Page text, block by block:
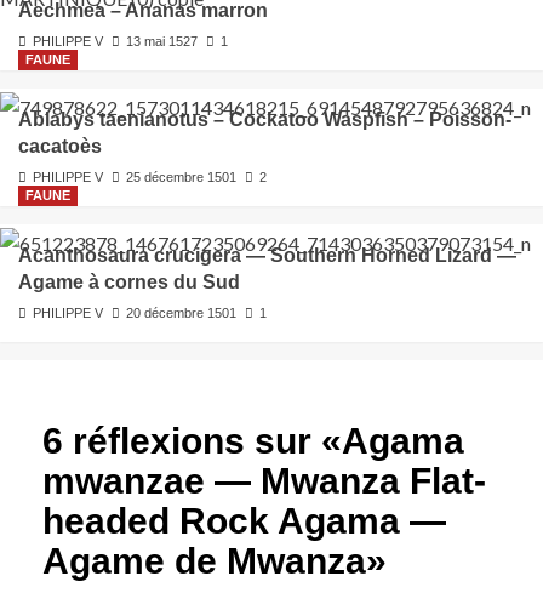
Aechmea – Ananas marron
PHILIPPE V 13 mai 1527
1
FAUNE
Ablabys taenianotus – Cockatoo Waspfish – Poisson-
cacatoès
PHILIPPE V 25 décembre 1501
2
FAUNE
Acanthosaura crucigera — Southern Horned Lizard —
Agame à cornes du Sud
PHILIPPE V 20 décembre 1501 1
6 réflexions sur «Agama
mwanzae — Mwanza Flat-
headed Rock Agama —
Agame de Mwanza»